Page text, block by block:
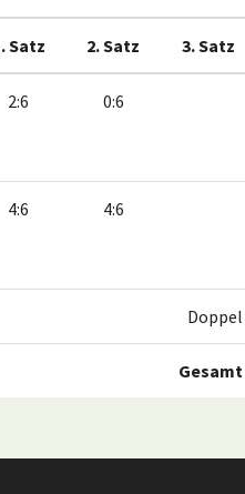
Satz 2. Satz 3. Satz
2:6 0:6
4:6 4:6
Doppel
Gesamt